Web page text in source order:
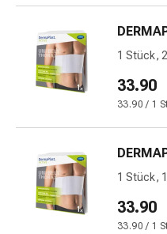
Übelkeit
Verdauung,
Blähungen
&
Verstopfung
Medizinische
Hautpflege
Ekzeme
1 Stück,
33.90
33.90 / 1
1 Stück,
33.90
33.90 / 1